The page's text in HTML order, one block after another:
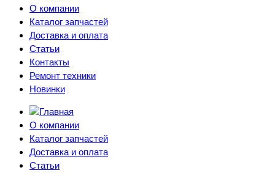
О компании
Каталог запчастей
Доставка и оплата
Статьи
Контакты
Ремонт техники
Новинки
О компании
Каталог запчастей
Доставка и оплата
Статьи